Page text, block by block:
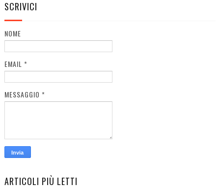
SCRIVICI
NOME
EMAIL *
MESSAGGIO *
ARTICOLI PIÙ LETTI